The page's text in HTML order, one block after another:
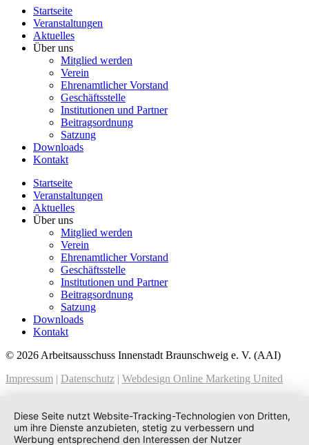
Startseite
Veranstaltungen
Aktuelles
Über uns
Mitglied werden
Verein
Ehrenamtlicher Vorstand
Geschäftsstelle
Institutionen und Partner
Beitragsordnung
Satzung
Downloads
Kontakt
Startseite
Veranstaltungen
Aktuelles
Über uns
Mitglied werden
Verein
Ehrenamtlicher Vorstand
Geschäftsstelle
Institutionen und Partner
Beitragsordnung
Satzung
Downloads
Kontakt
© 2026 Arbeitsausschuss Innenstadt Braunschweig e. V. (AAI)
Impressum | Datenschutz | Webdesign Online Marketing United
Diese Seite nutzt Website-Tracking-Technologien von Dritten,
um ihre Dienste anzubieten, stetig zu verbessern und
Werbung entsprechend den Interessen der Nutzer